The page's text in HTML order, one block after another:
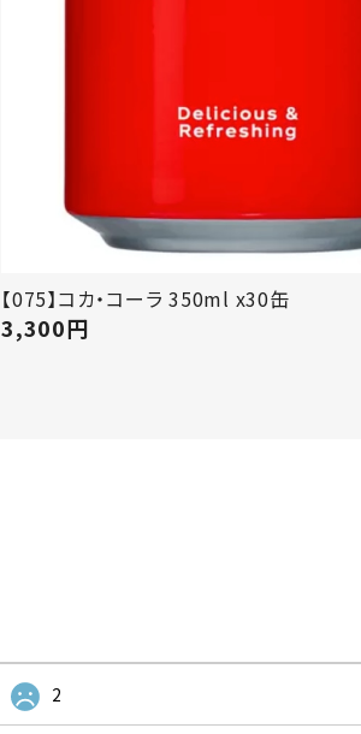
【075】コカ・コーラ 350ml x30缶
3,300円
2